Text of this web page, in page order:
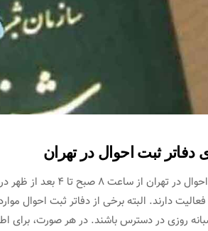
ثبت احوال در تهران
دارند. البته برخی از دفاتر ثبت احوال
روزی در دسترس باشند. در هر صورت، برای